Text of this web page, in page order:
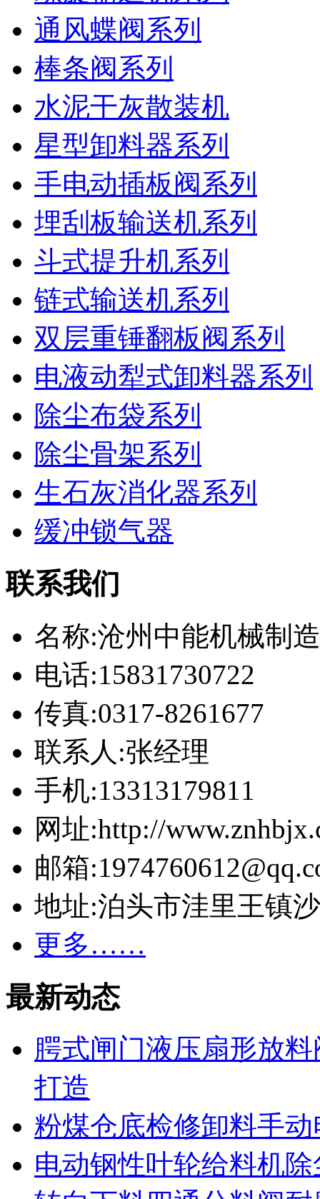
通风蝶阀系列
棒条阀系列
水泥干灰散装机
星型卸料器系列
手电动插板阀系列
埋刮板输送机系列
斗式提升机系列
链式输送机系列
双层重锤翻板阀系列
电液动犁式卸料器系列
除尘布袋系列
除尘骨架系列
生石灰消化器系列
缓冲锁气器
联系我们
名称:沧州中能机械制
电话:15831730722
传真:0317-8261677
联系人:张经理
手机:13313179811
网址:http://
邮箱
地址:泊头市洼里王镇
更多……
最新动态
腭式闸门液压扇形放
打造
粉煤仓底检修卸料手
电动钢性叶轮给料机